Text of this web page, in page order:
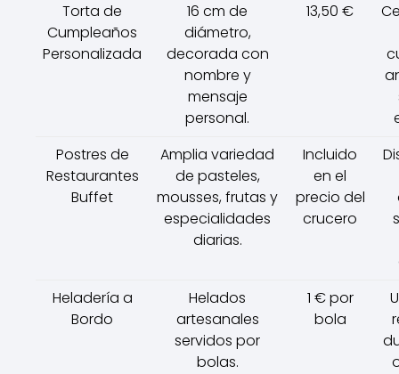
Torta de
Cumpleaños
Personalizada
16 cm de
diámetro,
decorada con
nombre y
mensaje
personal.
13,50 €
Postres de
Restaurantes
Buffet
Amplia variedad
de pasteles,
mousses, frutas y
especialidades
diarias.
Incluido
en el
precio del
crucero
Heladería a
Bordo
Helados
artesanales
servidos por
bolas.
1 € por
bola